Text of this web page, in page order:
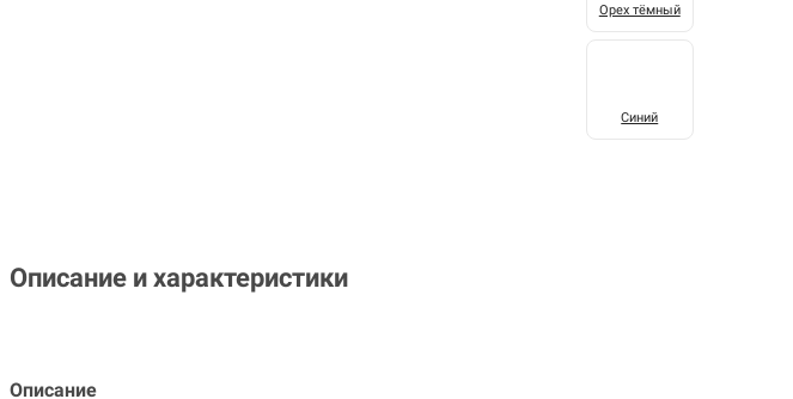
Орех тёмный
Синий
Описание и характеристики
Описание